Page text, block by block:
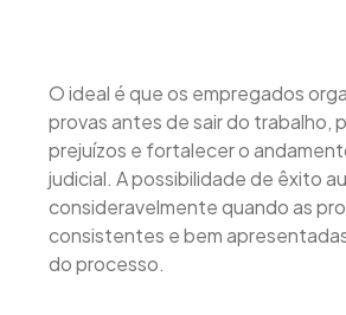
O ideal é que os empregados
provas antes de sair do trabalho,
prejuízos e fortalecer o
judicial. A possibilidade de êxito
consideravelmente quando as
consistentes e bem
do processo.